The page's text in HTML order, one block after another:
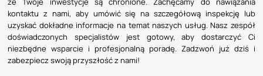
kontaktu z nami, aby umówić się na szczegółową inspekcję lub
uzyskać dokładne informacje na temat naszych usług. Nasz zespół
doświadczonych specjalistów jest gotowy, aby dostarczyć Ci
niezbędne wsparcie i profesjonalną poradę. Zadzwoń już dziś i
zabezpiecz swoją przyszłość z nami!